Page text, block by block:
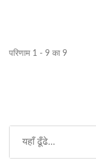
परिणाम 1 - 9 का 9